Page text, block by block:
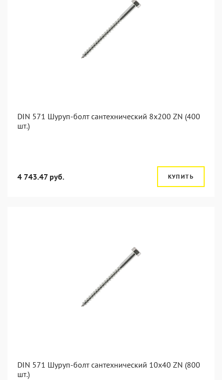
DIN 571 Шуруп-болт сантехнический 8x200 ZN (400
шт.)
4 743.47 руб. КУПИТЬ
DIN 571 Шуруп-болт сантехнический 10x40 ZN (800
шт.)